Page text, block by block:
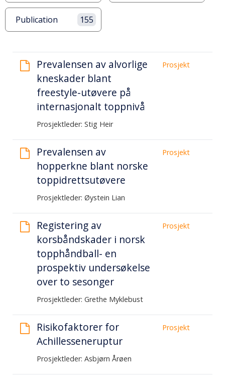
Publication 155
Liste
over
resultater
Prevalensen av alvorlige
kneskader blant
freestyle-utøvere på
internasjonalt toppnivå
Prosjektleder: Stig Heir
Prosjekt
Prevalensen av
hopperkne blant norske
toppidrettsutøvere
Prosjektleder: Øystein Lian
Prosjekt
Registering av
korsbåndskader i norsk
topphåndball- en
prospektiv undersøkelse
over to sesonger
Prosjektleder: Grethe Myklebust
Prosjekt
Risikofaktorer for
Achillesseneruptur
Prosjektleder: Asbjørn Årøen
Prosjekt